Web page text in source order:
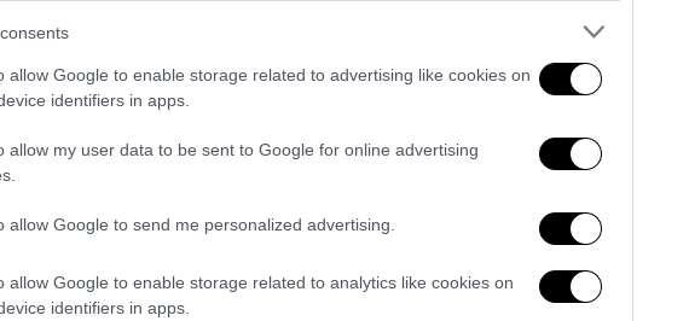
allow Google to enable storage related to advertising like cookies on
identifiers in apps.
allow my user data to be sent to Google for online advertising
allow Google to send me personalized advertising.
allow Google to enable storage related to analytics like cookies on
identifiers in apps.
είναι
ορίουτου1,5 βαθμού», δήλωσε η
της Σουηδίας όπου η ίδια και
για κλιματική δικαιοσύνη.«
».
η οποία περιλαμβάνει χώρες που έχουν
αλλαγή, όπως τα Φίτζι, το Τουβαλού και
είναι γεμάτηπαραθυράκια και είναι
».